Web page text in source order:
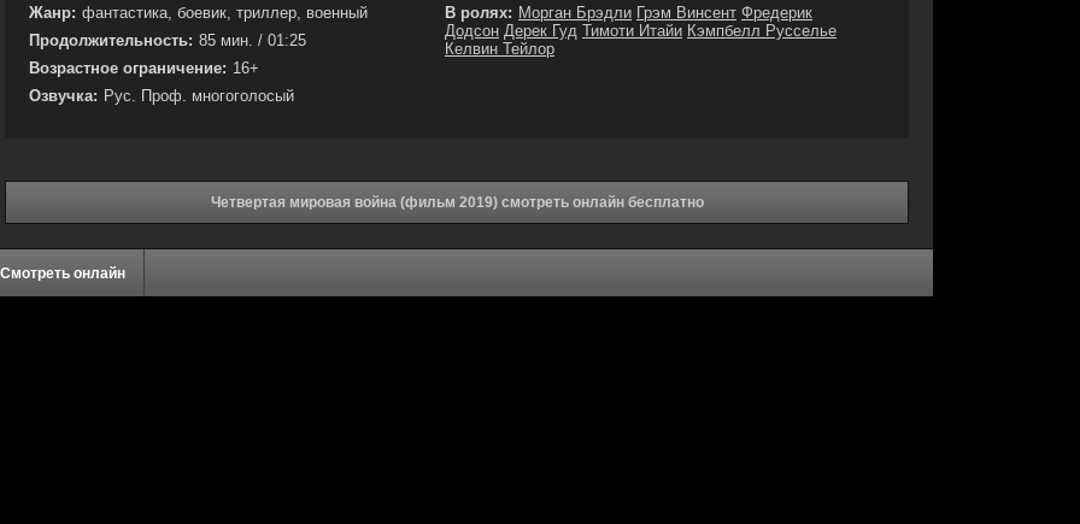
Жанр: фантастика, боевик, триллер, военный
Продолжительность: 85 мин. / 01:25
Возрастное ограничение: 16+
Озвучка: Рус. Проф. многоголосый
В ролях: Морган Брэдли Грэм Винсент Фредерик
Додсон Дерек Гуд Тимоти Итайи Кэмпбелл Русселье
Келвин Тейлор
Четвертая мировая война (фильм 2019) смотреть онлайн бесплатно
Смотреть онлайн